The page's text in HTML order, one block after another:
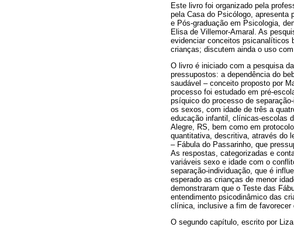
Este livro foi organizado pela
pela Casa do Psicólogo, apresenta
e Pós-graduação em Psicologia,
Elisa de Villemor-Amaral. As
evidenciar conceitos psicanalíticos
crianças; discutem ainda o uso
O livro é iniciado com a pesquisa
pressupostos: a dependência do
saudável – conceito proposto por
processo foi estudado em pré-
psíquico do processo de
os sexos, com idade de três a
educação infantil, clínicas-escolas
Alegre, RS, bem como em
quantitativa, descritiva, através do
– Fábula do Passarinho, que
As respostas, categorizadas e
variáveis sexo e idade com o
separação-individuação, que é
esperado as crianças de menor
demonstraram que o Teste das
entendimento psicodinâmico das
clínica, inclusive a fim de favorecer
O segundo capítulo, escrito por